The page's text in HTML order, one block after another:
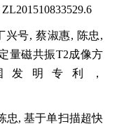
ZL201510833529.6
兴号, 蔡淑惠, 陈忠 ,
量磁共振T2成像方
明专利，
忠,基于单扫描超快